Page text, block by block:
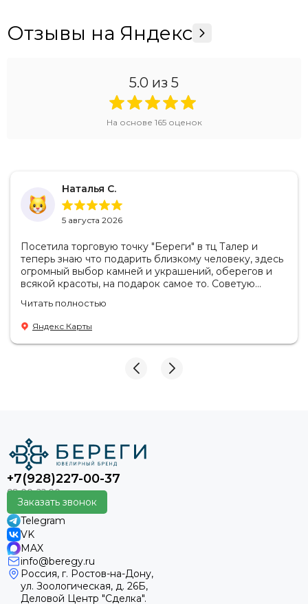
Отзывы на Яндекс
5.0 из 5
На основе 165оценок
Наталья С.
5 августа 2026
Посетила торговую точку "Береги" в тц Талер и
теперь знаю что подарить близкому человеку, здесь
огромный выбор камней и украшений, оберегов и
всякой красоты, на подарок самое то. Советую
Продавцы-консультанты сориентируют, дадут
подсказки на что обратить внимание . Приветливый
персонал.
Читать полностью
Яндекс Карты
+7(928)227-00-37
Заказать звонок
Telegram
VK
MAX
info@beregy.ru
Россия, г. Ростов-на-Дону,
ул. Зоологическая, д. 26Б,
Деловой Центр "Сделка".